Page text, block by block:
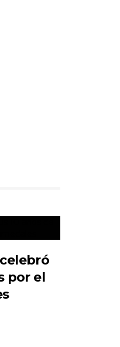
por el